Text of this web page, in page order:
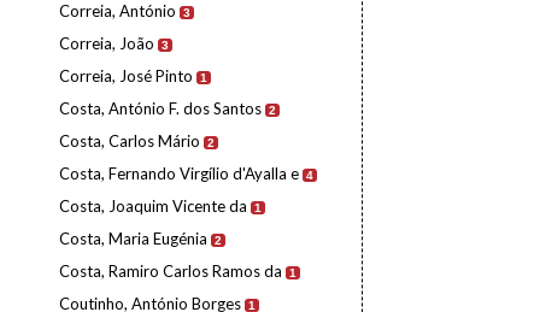
Correia, António 3
Correia, João 3
Correia, José Pinto 1
Costa, António F. dos Santos 2
Costa, Carlos Mário 2
Costa, Fernando Virgílio d'Ayalla e 4
Costa, Joaquim Vicente da 1
Costa, Maria Eugénia 2
Costa, Ramiro Carlos Ramos da 1
Coutinho, António Borges 1